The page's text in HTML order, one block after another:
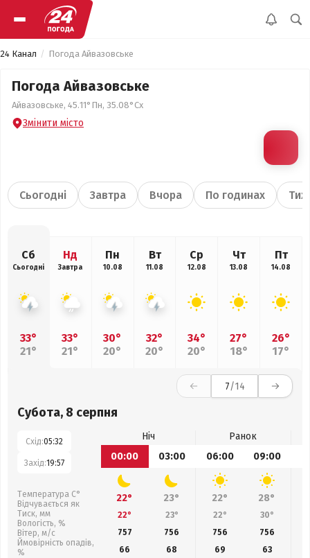
24 Канал Погода Айвазовське
Погода Айвазовське
Айвазовське, 45.11°Пн, 35.08°Сх
Змінити місто
Сьогодні Завтра Вчора По годинах
Сб
Сьогодні
33°
21°
Нд
Завтра
33°
21°
Пн
10.08
30°
20°
Вт
11.08
32°
20°
Ср
12.08
34°
20°
Чт
13.08
27°
18°
Пт
14.08
26°
17°
7/14
Субота, 8 серпня
Схід:05:32
Захід:19:57
Температура С°
Відчувається як
Тиск, мм
Вологість, %
Вітер, м/с
Ймовірність опадів,
%
Ніч
Ранок
00:00
03:00 06:00 09:00
22° 23° 22° 28°
22° 23° 22° 30°
757
756 756 756
66
68 69 63